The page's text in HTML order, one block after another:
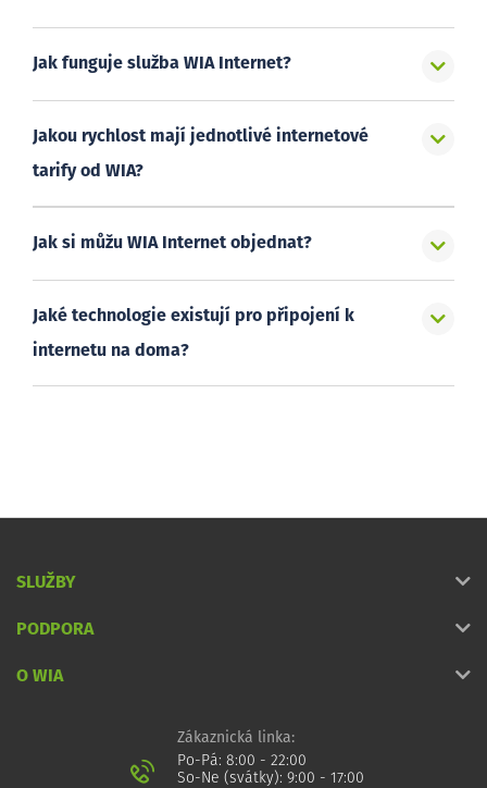
Jak funguje služba WIA Internet?
Jakou rychlost mají jednotlivé internetové
tarify od WIA?
Jak si můžu WIA Internet objednat?
Jaké technologie existují pro připojení k
internetu na doma?
SLUŽBY
PODPORA
O WIA
Zákaznická linka:
Po-Pá: 8:00 - 22:00
So-Ne (svátky): 9:00 - 17:00